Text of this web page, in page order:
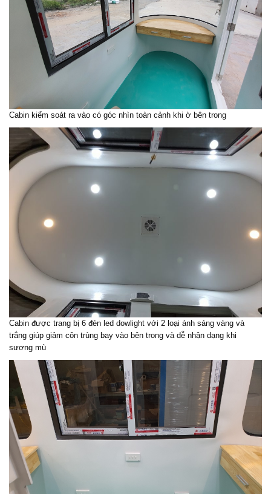
Cabin kiểm soát ra vào có góc nhìn toàn cảnh khi ờ bên trong
Cabin được trang bị 6 đèn led dowlight với 2 loại ánh sáng vàng và
trắng giúp giảm côn trùng bay vào bên trong và dễ nhận dạng khi
sương mù